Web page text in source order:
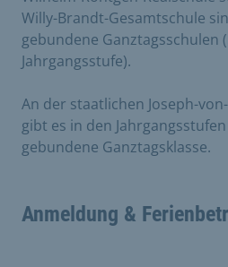
Willy-Brandt-Gesamtschule
gebundene Ganztagsschulen
Jahrgangsstufe).
An der staatlichen Joseph-
gibt es in den
gebundene Ganztagsklasse.
Anmeldung &